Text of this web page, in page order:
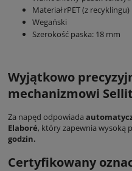
Materiał rPET (z recyklingu)
Wegański
Szerokość paska: 18 mm
Wyjątkowo
mechanizmowi
Za napęd odpowiada
Elaboré, który zapewnia wysoką
godzin.
Certyfikowany